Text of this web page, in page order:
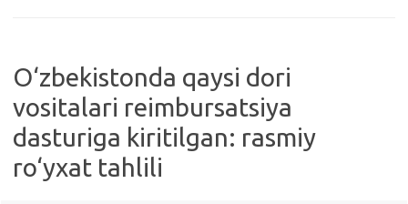
O‘zbekistonda qaysi dori
vositalari reimbursatsiya
dasturiga kiritilgan: rasmiy
ro‘yxat tahlili